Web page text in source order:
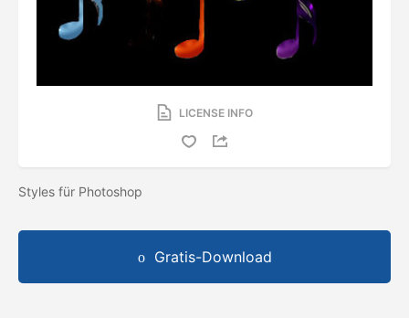
LICENSE INFO
Styles für Photoshop
Gratis-Download